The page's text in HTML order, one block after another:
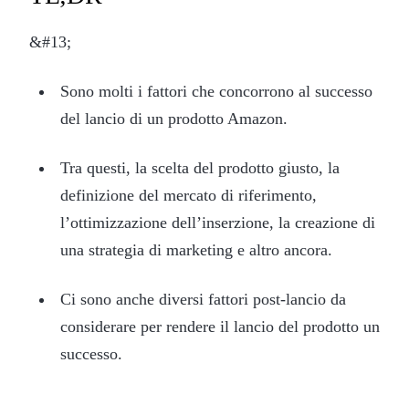
&#13;
Sono molti i fattori che concorrono al successo
del lancio di un prodotto Amazon.
Tra questi, la scelta del prodotto giusto, la
definizione del mercato di riferimento,
l’ottimizzazione dell’inserzione, la creazione di
una strategia di marketing e altro ancora.
Ci sono anche diversi fattori post-lancio da
considerare per rendere il lancio del prodotto un
successo.